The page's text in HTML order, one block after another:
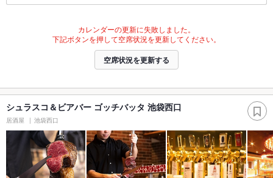
カレンダーの更新に失敗しました。
下記ボタンを押して空席状況を更新してください。
空席状況を更新する
シュラスコ＆ビアバー ゴッチバッタ 池袋西口
居酒屋 池袋西口